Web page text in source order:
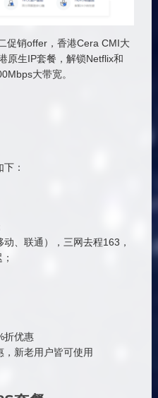
促销offer，香港Cera CMI大
原生IP套餐，解锁Netflix和
大带宽。
：
、联通），三网去程163，
折优惠
新老用户皆可使用